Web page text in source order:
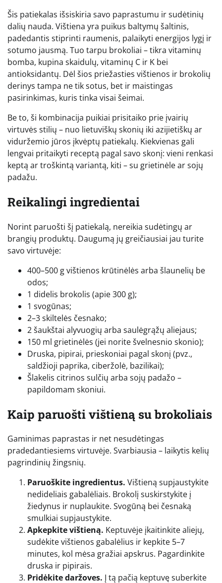
Šis patiekalas išsiskiria savo paprastumu ir sudėtinių
dalių nauda. Vištiena yra puikus baltymų šaltinis,
padedantis stiprinti raumenis, palaikyti energijos lygį ir
sotumo jausmą. Tuo tarpu brokoliai – tikra vitaminų
bomba, kupina skaidulų, vitaminų C ir K bei
antioksidantų. Dėl šios priežasties vištienos ir brokolių
derinys tampa ne tik sotus, bet ir maistingas
pasirinkimas, kuris tinka visai šeimai.
Be to, ši kombinacija puikiai prisitaiko prie įvairių
virtuvės stilių – nuo lietuviškų skonių iki azijietiškų ar
viduržemio jūros įkvėptų patiekalų. Kiekvienas gali
lengvai pritaikyti receptą pagal savo skonį: vieni renkasi
keptą ar troškintą variantą, kiti – su grietinėle ar sojų
padažu.
Reikalingi ingredientai
Norint paruošti šį patiekalą, nereikia sudėtingų ar
brangių produktų. Daugumą jų greičiausiai jau turite
savo virtuvėje:
400–500 g vištienos krūtinėlės arba šlaunelių be
odos;
1 didelis brokolis (apie 300 g);
1 svogūnas;
2–3 skiltelės česnako;
2 šaukštai alyvuogių arba saulėgrąžų aliejaus;
150 ml grietinėlės (jei norite švelnesnio skonio);
Druska, pipirai, prieskoniai pagal skonį (pvz.,
saldžioji paprika, ciberžolė, bazilikai);
Šlakelis citrinos sulčių arba sojų padažo –
papildomam skoniui.
Kaip paruošti vištieną su brokoliais
Gaminimas paprastas ir net nesudėtingas
pradedantiesiems virtuvėje. Svarbiausia – laikytis kelių
pagrindinių žingsnių.
Paruoškite ingredientus. Vištieną supjaustykite
nedideliais gabalėliais. Brokolį suskirstykite į
žiedynus ir nuplaukite. Svogūną bei česnaką
smulkiai supjaustykite.
Apkepkite vištieną. Keptuvėje įkaitinkite aliejų,
sudėkite vištienos gabalėlius ir kepkite 5–7
minutes, kol mėsa gražiai apskrus. Pagardinkite
druska ir pipirais.
Pridėkite daržoves. Į tą pačią keptuvę suberkite